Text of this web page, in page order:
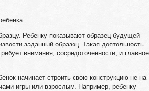
Ребенку показывают образец будущей
заданный образец. Такая деятельность
внимания, сосредоточенности, и главное
начинает строить свою конструкцию не на
игры или взрослым. Например, ребенку